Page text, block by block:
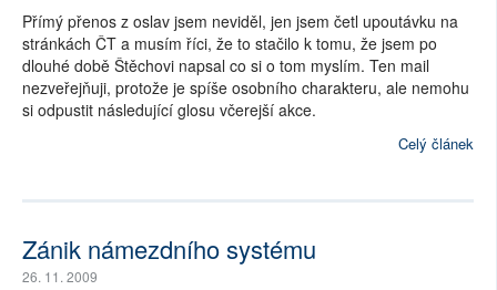
Přímý přenos z oslav jsem neviděl, jen jsem četl upoutávku na
stránkách ČT a musím říci, že to stačilo k tomu, že jsem po
dlouhé době Štěchovi napsal co si o tom myslím. Ten mail
nezveřejňuji, protože je spíše osobního charakteru, ale nemohu
si odpustit následující glosu včerejší akce.
Celý článek
Zánik námezdního systému
26. 11. 2009